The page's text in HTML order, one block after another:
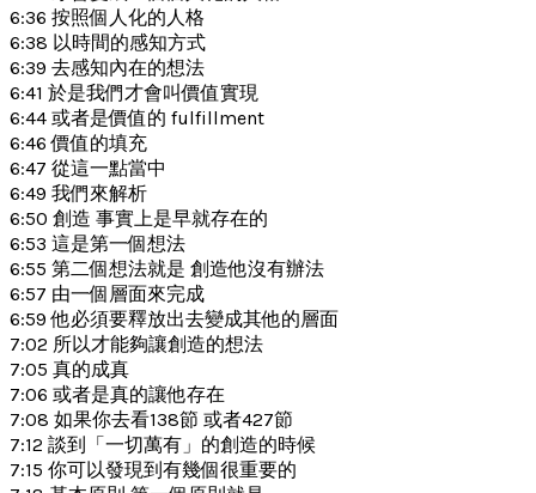
6:36 按照個人化的人格
6:38 以時間的感知方式
6:39 去感知內在的想法
6:41 於是我們才會叫價值實現
6:44 或者是價值的 fulfillment
6:46 價值的填充
6:47 從這一點當中
6:49 我們來解析
6:50 創造 事實上是早就存在的
6:53 這是第一個想法
6:55 第二個想法就是 創造他沒有辦法
6:57 由一個層面來完成
6:59 他必須要釋放出去變成其他的層面
7:02 所以才能夠讓創造的想法
7:05 真的成真
7:06 或者是真的讓他存在
7:08 如果你去看138節 或者427節
7:12 談到「一切萬有」的創造的時候
7:15 你可以發現到有幾個很重要的